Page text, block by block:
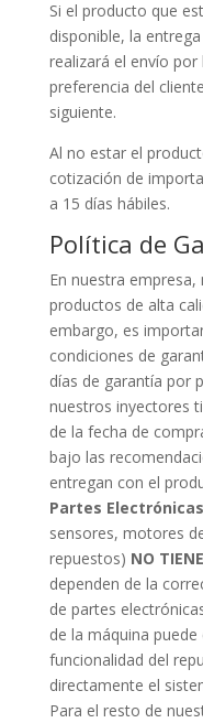
Si el producto que
disponible, la
realizará el envío
preferencia del
siguiente.
Al no estar el
cotización de
a 15 días hábiles.
Política de
En nuestra
productos de alta
embargo, es
condiciones de
días de garantía por
nuestros inyectores
de la fecha de
bajo las
entregan con el
Partes Electrónicas
sensores, motores
repuestos) NO
dependen de la
de partes
de la máquina
funcionalidad del
directamente el
Para el resto de